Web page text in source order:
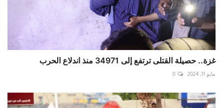
غزة.. حصيلة القتلى ترتفع إلى 34971 منذ اندلاع الحرب
مايو 11, 2024 0